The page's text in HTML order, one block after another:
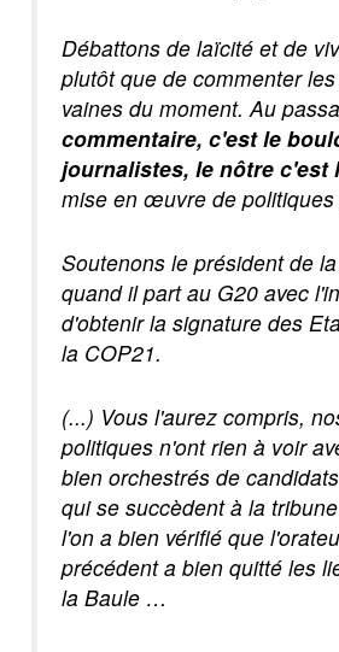
Débattons de laïcité et de
plutôt que de commenter
vaines du moment. Au
commentaire, c'est le
journalistes, le nôtre c'est
mise en œuvre de
Soutenons le président de
quand il part au G20 avec
d'obtenir la signature des
la COP21.
(...) Vous l'aurez compris,
politiques n'ont rien à voir
bien orchestrés de
qui se succèdent à la
l'on a bien vérifié que
précédent a bien quitté les
la Baule …